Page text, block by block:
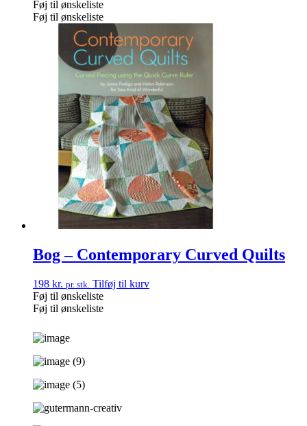
Føj til ønskeliste
Føj til ønskeliste
Bog – Contemporary Curved Quilts
198 kr. pr. stk. Tilføj til kurv
Føj til ønskeliste
Føj til ønskeliste